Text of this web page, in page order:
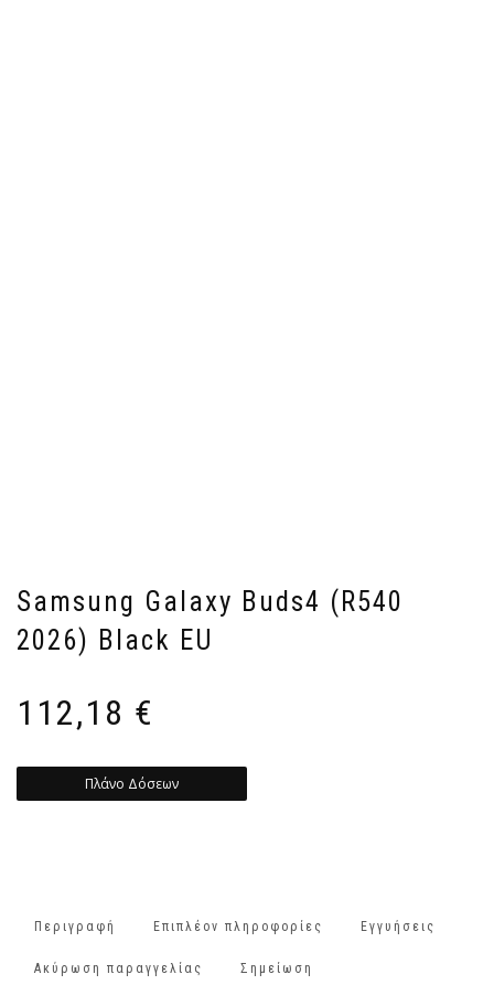
Samsung Galaxy Buds4 (R540
2026) Black EU
112,18 €
Πλάνο Δόσεων
Περιγραφή Επιπλέον πληροφορίες Εγγυήσεις
Ακύρωση παραγγελίας Σημείωση